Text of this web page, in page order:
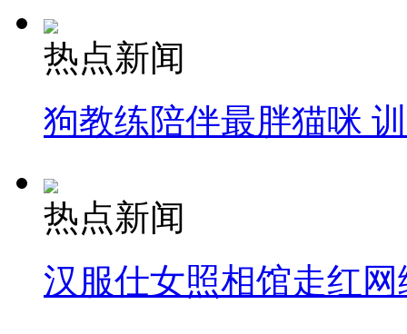
热点新闻
狗教练陪伴最胖猫咪
热点新闻
汉服仕女照相馆走红网